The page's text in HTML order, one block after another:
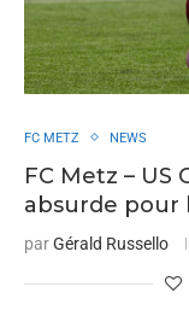
FC METZ NEWS
FC Metz –
absurde pour
parGérald Russello